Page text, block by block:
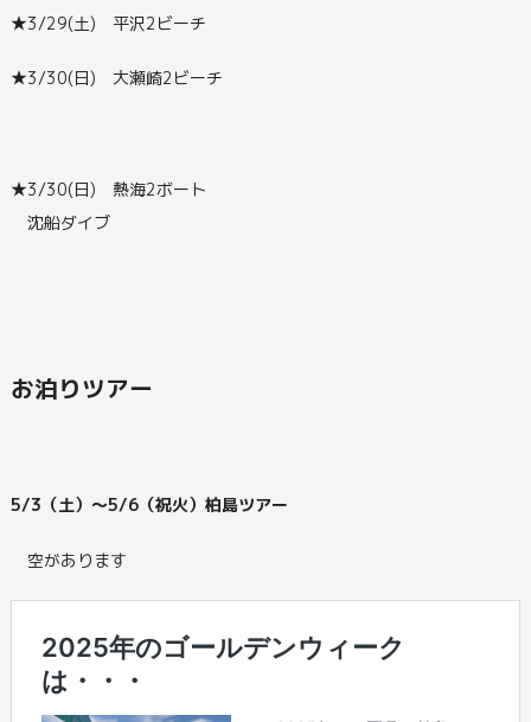
★3/29(土) 平沢2ビーチ
★3/30(日) 大瀬崎2ビーチ
★3/30(日) 熱海2ボート
沈船ダイブ
お泊りツアー
5/3（土）～5/6（祝火）柏島ツアー
空があります